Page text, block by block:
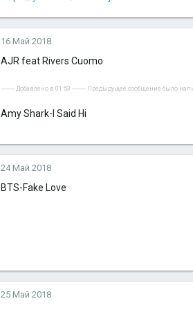
16 Май 2018
AJR feat Rivers Cuomo
---------- Добавлено в 01:53 ---------- Предыдущее сообщение было
Amy Shark-I Said Hi
24 Май 2018
BTS-Fake Love
25 Май 2018